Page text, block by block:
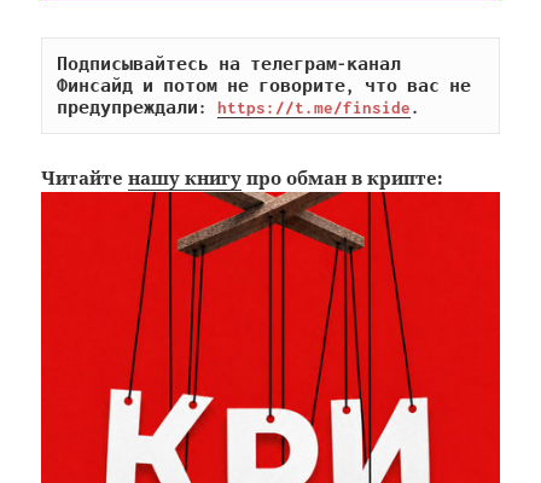
Подписывайтесь на телеграм-канал
Финсайд и потом не говорите, что вас не
предупреждали: https://t.me/finside.
Читайтенашу книгу про обман в крипте: